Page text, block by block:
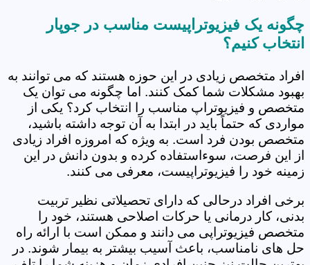
چگونه یک فیزیوتراپیست مناسب در جوپار
انتخاب کنیم؟
افراد متخصص زیادی در این حوزه هستند که می توانند به
بهبود مشکلات شما کمک کنند. اما چگونه می توان یک
متخصص و فیزیوتراپ مناسب را انتخاب کرد؟ یکی از
مواردی که حتماً باید در ابتدا به آن توجه داشته باشید،
متخصص بودن فرد است. به ویژه که امروزه افراد زیادی
از این فرصت، سوءاستفاده کرده و بدون دانش در این
زمینه خود را فیزیوتراپیست، معرفی می کنند.
برخی افراد درحالی که دارای تحصیلاتی نظیر تربیت
بدنی، کار درمانی یا حرکات اصلاحی هستند، خود را
متخصص فیزیوتراپی می دانند و ممکن است با ارائه راه
حل های نامناسب، باعث آسیب بیشتر به بیمار شوند. در